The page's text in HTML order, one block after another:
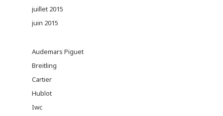
juillet 2015
juin 2015
Audemars Piguet
Breitling
Cartier
Hublot
Iwc